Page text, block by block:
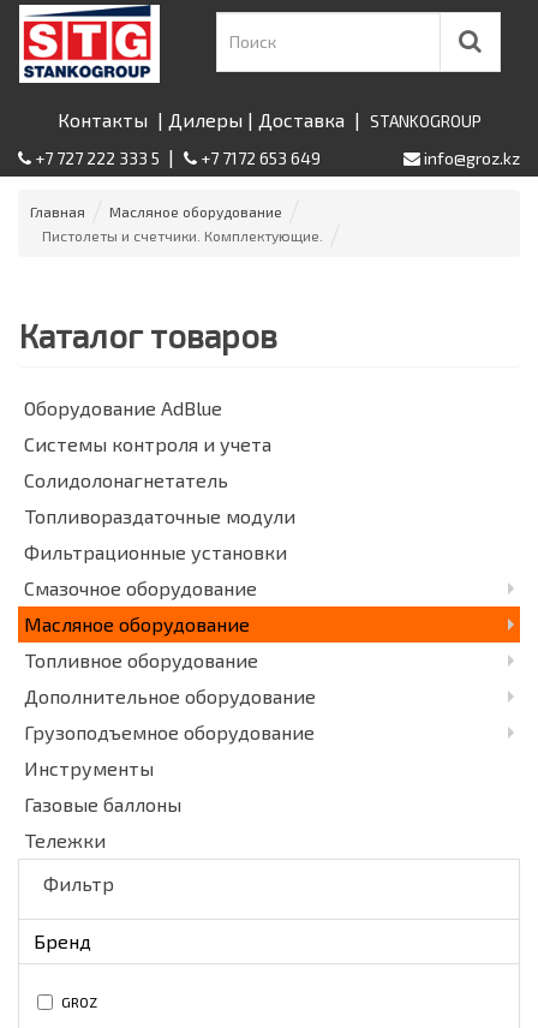
Контакты | Дилеры | Доставка | STANKOGROUP
+7 727 222 333 5 | +7 7172 653 649 info@groz.kz
Главная
Масляное оборудование
Пистолеты и счетчики. Комплектующие.
Каталог товаров
Оборудование AdBlue
Системы контроля и учета
Солидолонагнетатель
Топливораздаточные модули
Фильтрационные установки
Смазочное оборудование
Масляное оборудование
Топливное оборудование
Дополнительное оборудование
Грузоподъемное оборудование
Инструменты
Газовые баллоны
Тележки
Фильтр
Бренд
GROZ